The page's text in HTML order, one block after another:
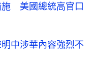
美國總統高官口
中涉華內容強烈不